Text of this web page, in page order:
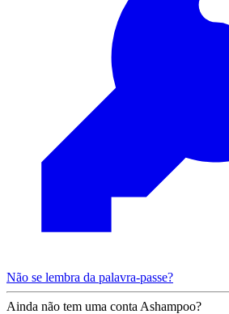
Não se lembra da palavra-passe?
Ainda não tem uma conta Ashampoo?